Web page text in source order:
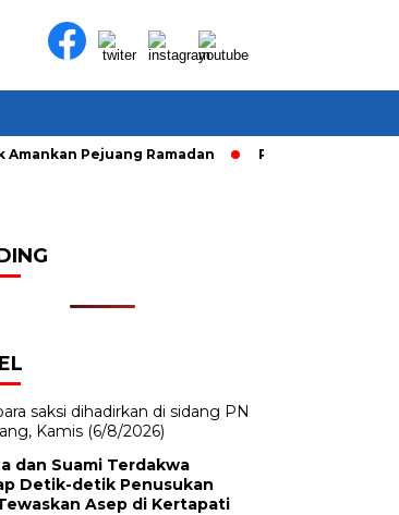
Pejuang Ramadan Pelaku Curanmor
dan Suami Terdakwa
Detik-detik Penusukan
Asep di Kertapati